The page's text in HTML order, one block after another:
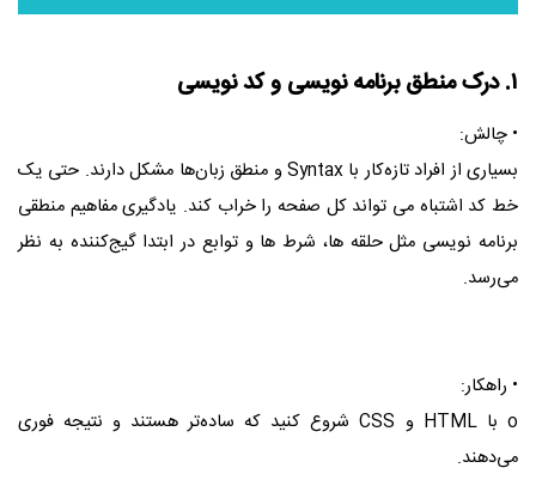
۱. درک منطق برنامه‌ نویسی و کد نویسی
• چالش:
بسیاری از افراد تازه‌کار با Syntax و منطق زبان‌ها مشکل دارند. حتی یک
خط کد اشتباه می‌ تواند کل صفحه را خراب کند. یادگیری مفاهیم منطقی
برنامه‌ نویسی مثل حلقه‌ ها، شرط‌ ها و توابع در ابتدا گیج‌کننده به نظر
می‌رسد.
• راهکار:
o با HTML و CSS شروع کنید که ساده‌تر هستند و نتیجه فوری
می‌دهند.